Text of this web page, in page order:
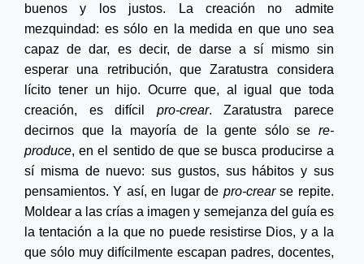
buenos y los justos. La creación no admite
mezquindad: es sólo en la medida en que uno sea
capaz de dar, es decir, de darse a sí mismo sin
esperar una retribución, que Zaratustra considera
lícito tener un hijo. Ocurre que, al igual que toda
creación, es difícil pro-crear. Zaratustra parece
decirnos que la mayoría de la gente sólo se re-
produce, en el sentido de que se busca producirse a
sí misma de nuevo: sus gustos, sus hábitos y sus
pensamientos. Y así, en lugar de pro-crear se repite.
Moldear a las crías a imagen y semejanza del guía es
la tentación a la que no puede resistirse Dios, y a la
que sólo muy difícilmente escapan padres, docentes,